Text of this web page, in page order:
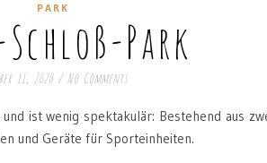
PARK Park
11, 2020 / No Comments
ist wenig spektakulär: Bestehend aus
und Geräte für Sporteinheiten.